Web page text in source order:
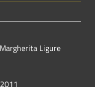
Ligure